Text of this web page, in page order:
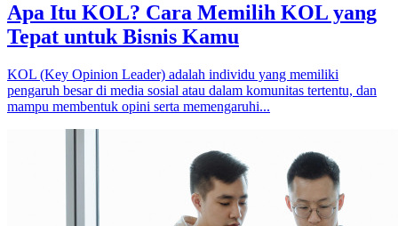
Apa Itu KOL? Cara Memilih KOL yang
Tepat untuk Bisnis Kamu
KOL (Key Opinion Leader) adalah individu yang memiliki
pengaruh besar di media sosial atau dalam komunitas tertentu, dan
mampu membentuk opini serta memengaruhi...